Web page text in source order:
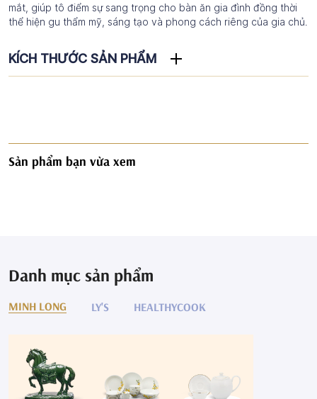
mắt, giúp tô điểm sự sang trọng cho bàn ăn gia đình đồng thời
thể hiện gu thẩm mỹ, sáng tạo và phong cách riêng của gia chủ.
KÍCH THƯỚC SẢN PHẨM
Sản phẩm bạn vừa xem
Danh mục sản phẩm
MINH LONG LY'S HEALTHYCOOK